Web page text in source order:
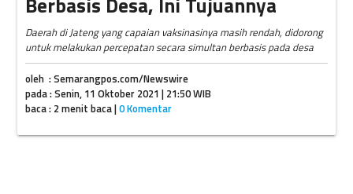
Daerah di Jateng yang capaian vaksinasinya masih rendah, didorong
untuk melakukan percepatan secara simultan berbasis pada desa
oleh : Semarangpos.com/Newswire
pada : Senin, 11 Oktober 2021 | 21:50 WIB
baca : 2 menit baca |0 Komentar